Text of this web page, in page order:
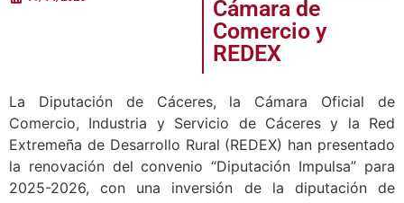
fuerza con su
renovación con la
Cámara de
REDEX
La Diputación de Cáceres, la Cámara Oficial de
Comercio, Industria y Servicio de Cáceres y la Red
Extremeña de Desarrollo Rural (REDEX) han presentado